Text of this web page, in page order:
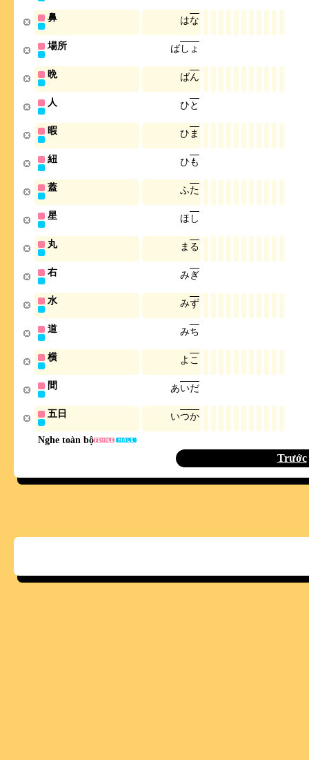
Nghe toàn bộ
鼻 はな
場所 ばし ょ
晩 ばん
人 ひと
暇 ひ ま
紐 ひも
蓋 ふた
星 ほ し
丸 ま る
右 みぎ
水 みず
道 みち
横 よ こ
間 あいだ
五日 いつか
Trước